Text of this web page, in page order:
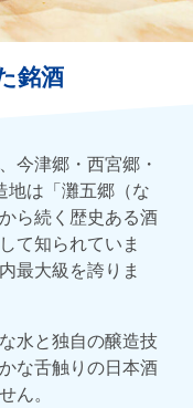
銘酒
今津郷・西宮郷・
地は「灘五郷（な
ら続く歴史ある酒
て知られていま
最大級を誇りま
水と独自の醸造技
な舌触りの日本酒
ん。